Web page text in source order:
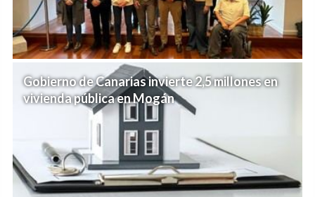
Gobierno de Canarias invierte 2,5 millones en
vivienda pública en Mogán